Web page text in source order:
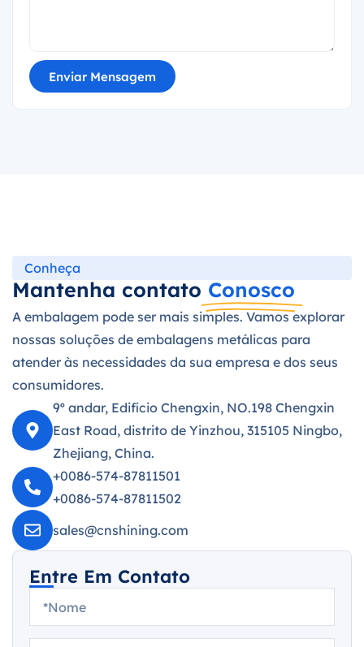
Enviar Mensagem
Conheça
Mantenha contato Conosco
A embalagem pode ser mais simples. Vamos explorar
nossas soluções de embalagens metálicas para
atender às necessidades da sua empresa e dos seus
consumidores.
9º andar, Edifício Chengxin, NO.198 Chengxin
East Road, distrito de Yinzhou, 315105 Ningbo,
Zhejiang, China.
+0086-574-87811501
+0086-574-87811502
sales@cnshining.com
Entre Em Contato